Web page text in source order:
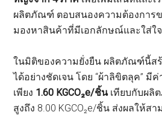
ผลิตภัณฑ์ ตอบสนองความต้องการ
มองหาสินค้าที่มีเอกลักษณ์และใส่ใ
ในมิติของความยั่งยืน ผลิตภัณฑ์นี้สร้
ได้อย่างชัดเจน โดย “ผ้าลิขิตลุค”
เพียง 1.60 KGCO₂e/ชิ้นเทียบกับผลิ
สูงถึง 8.00 KGCO₂e/ชิ้น ส่งผลให้สา